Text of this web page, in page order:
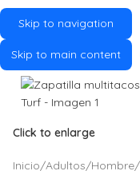
Skip to navigation
Skip to main content
Click to enlarge
Inicio/Adultos/Hombre/